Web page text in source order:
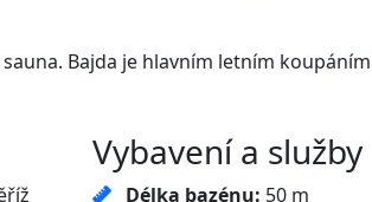
Bajda je hlavním letním
Vybavení a služby
Délka bazénu: 50 m